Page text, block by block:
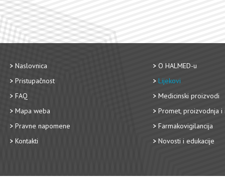
Naslovnica
Pristupačnost
FAQ
Mapa weba
Pravne napomene
Kontakti
O HALMED-u
Lijekovi
Medicinski proizvodi
Promet, proizvodnja i
Farmakovigilancija
Novosti i edukacije